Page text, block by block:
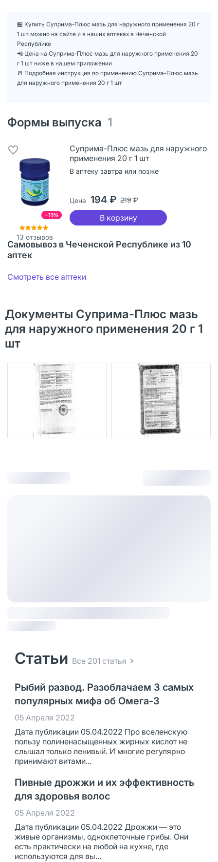
🏪 Купить Суприма-Плюс мазь для наружного применения 20 г
1 шт можно на сайте и в наших аптеках в Чеченской
Республике
📲 Цена на Суприма-Плюс мазь для наружного применения 20
г 1 шт ниже в нашем приложении
📒 Подробная инструкция по применению Суприма-Плюс мазь
для наружного применения 20 г 1 шт
Формы выпуска 1
−11%
13 отзывов
Суприма-Плюс мазь для наружного
применения 20 г 1 шт
В аптеку завтра или позже
Цена 194 ₽ 219 ₽
В корзину
Самовывоз в Чеченской Республике из 10
аптек
Смотреть все аптеки
Документы Суприма-Плюс мазь
для наружного применения 20 г 1
шт
Статьи Все 201 статья
Рыбий развод. Разоблачаем 3 самых
популярных мифа об Омега-3
05 Апреля 2022
Дата публикации 05.04.2022 Про вселенскую
пользу полиненасыщенных жирных кислот не
слышал только ленивый. И многие регулярно
принимают витами...
Пивные дрожжи и их эффективность
для здоровья волос
05 Апреля 2022
Дата публикации 05.04.2022 Дрожжи — это
живые организмы, одноклеточные грибы. Они
есть практически на любой на кухне, где
используются для вы...